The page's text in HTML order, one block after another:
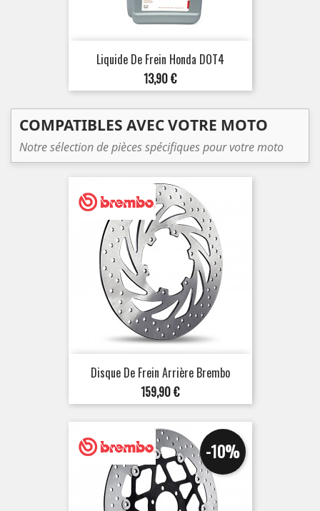
Liquide De Frein Honda DOT4
Prix
13,90 €
COMPATIBLES AVEC VOTRE MOTO
Notre sélection de pièces spécifiques pour votre moto
Disque De Frein Arrière Brembo
Prix
159,90 €
-10%